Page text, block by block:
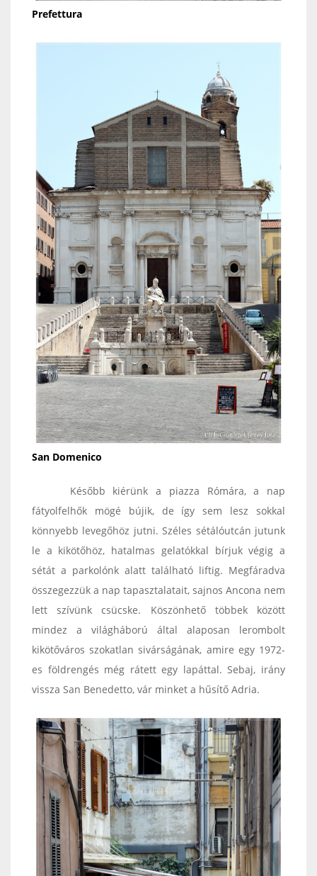
Prefettura
San Domenico
Később kiérünk a piazza Rómára, a nap
fátyolfelhők mögé bújik, de így sem lesz sokkal
könnyebb levegőhöz jutni. Széles sétálóutcán jutunk
le a kikötőhöz, hatalmas gelatókkal bírjuk végig a
sétát a parkolónk alatt található liftig. Megfáradva
összegezzük a nap tapasztalatait, sajnos Ancona nem
lett szívünk csücske. Köszönhető többek között
mindez a világháború által alaposan lerombolt
kikötőváros szokatlan sivárságának, amire egy 1972-
es földrengés még rátett egy lapáttal. Sebaj, irány
vissza San Benedetto, vár minket a hűsítő Adria.